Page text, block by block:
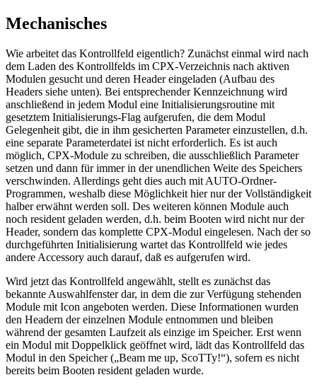
Mechanisches
Wie arbeitet das Kontrollfeld eigentlich? Zunächst einmal wird nach
dem Laden des Kontrollfelds im CPX-Verzeichnis nach aktiven
Modulen gesucht und deren Header eingeladen (Aufbau des
Headers siehe unten). Bei entsprechender Kennzeichnung wird
anschließend in jedem Modul eine Initialisierungsroutine mit
gesetztem Initialisierungs-Flag aufgerufen, die dem Modul
Gelegenheit gibt, die in ihm gesicherten Parameter einzustellen, d.h.
eine separate Parameterdatei ist nicht erforderlich. Es ist auch
möglich, CPX-Module zu schreiben, die ausschließlich Parameter
setzen und dann für immer in der unendlichen Weite des Speichers
verschwinden. Allerdings geht dies auch mit AUTO-Ordner-
Programmen, weshalb diese Möglichkeit hier nur der Vollständigkeit
halber erwähnt werden soll. Des weiteren können Module auch
noch resident geladen werden, d.h. beim Booten wird nicht nur der
Header, sondern das komplette CPX-Modul eingelesen. Nach der so
durchgeführten Initialisierung wartet das Kontrollfeld wie jedes
andere Accessory auch darauf, daß es aufgerufen wird.
Wird jetzt das Kontrollfeld angewählt, stellt es zunächst das
bekannte Auswahlfenster dar, in dem die zur Verfügung stehenden
Module mit Icon angeboten werden. Diese Informationen wurden
den Headern der einzelnen Module entnommen und bleiben
während der gesamten Laufzeit als einzige im Speicher. Erst wenn
ein Modul mit Doppelklick geöffnet wird, lädt das Kontrollfeld das
Modul in den Speicher („Beam me up, ScoTTy!“), sofern es nicht
bereits beim Booten resident geladen wurde.